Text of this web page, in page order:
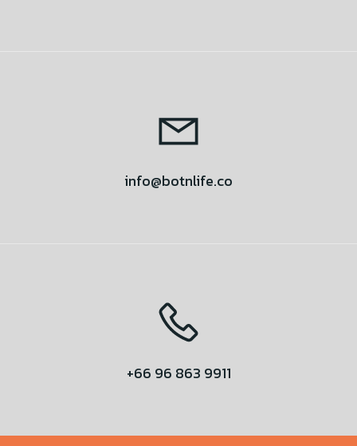
info@botnlife.co
+66 96 863 9911